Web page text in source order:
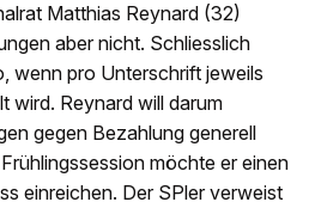
Matthias Reynard (32)
aber nicht. Schliesslich
wenn pro Unterschrift jeweils
wird. Reynard will darum
gegen Bezahlung generell
möchte er einen
einreichen. Der SPler verweist